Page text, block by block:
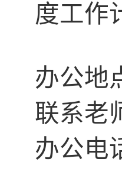
度工作
办公地
联系老
办公电